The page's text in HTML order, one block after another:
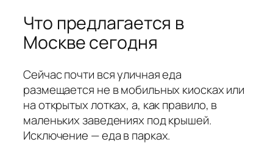
Что предлагается в
Москве сегодня
Сейчас почти вся уличная еда
размещается не в мобильных киосках или
на открытых лотках, а, как правило, в
маленьких заведениях под крышей.
Исключение — еда в парках.